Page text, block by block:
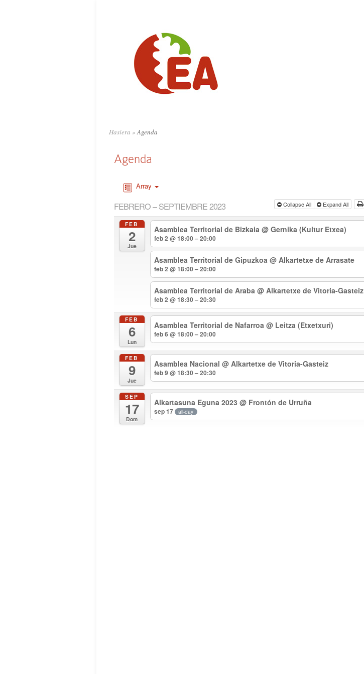
Hasiera »Agenda
Agenda
Array
FEBRERO – SEPTIEMBRE 2023 Collapse All Expand All
FEB
2
Jue
Asamblea Territorial de Bizkaia@ Gernika (Kultur Etxea)
feb 2 @ 18:00 – 20:00
Asamblea Territorial de Gipuzkoa@ Alkartetxe de Arrasate
feb 2 @ 18:00 – 20:00
Asamblea Territorial de Araba@ Alkartetxe de Vitoria-Gasteiz
feb 2 @ 18:30 – 20:30
FEB
6
Lun
Asamblea Territorial de Nafarroa@ Leitza (Etxetxuri)
feb 6 @ 18:00 – 20:00
FEB
9
Jue
Asamblea Nacional@ Alkartetxe de Vitoria-Gasteiz
feb 9 @ 18:30 – 20:30
SEP
17
Dom
Alkartasuna Eguna 2023@ Frontón de Urruña
sep 17 all-day